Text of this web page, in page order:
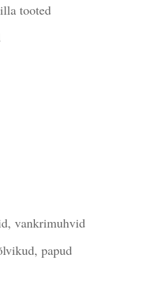
tooted
vankrimuhvid
papud